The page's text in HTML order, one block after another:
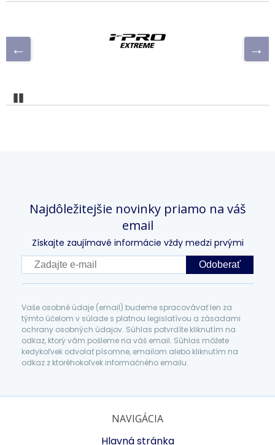
Najdôležitejšie novinky priamo na váš
email
Získajte zaujímavé informácie vždy medzi prvými
Odoberať
Vaše osobné údaje (email) budeme spracovávať len za
týmto účelom v súlade s platnou legislatívou a zásadami
ochrany osobných údajov. Súhlas potvrdíte kliknutím na
odkaz, ktorý vám pošleme na váš email. Súhlas môžete
kedykoľvek odvolať písomne, emailom alebo kliknutím na
odkaz z ktoréhokoľvek informačného emailu.
NAVIGÁCIA
Hlavná stránka